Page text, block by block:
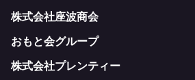
株式会社座波商会
おもと会グループ
株式会社プレンティー